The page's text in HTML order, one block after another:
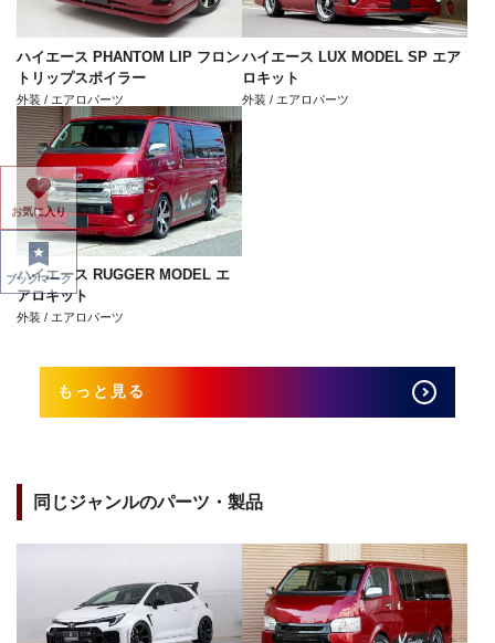
ハイエース PHANTOM LIP フロン
トリップスポイラー
外装 / エアロパーツ
ハイエース LUX MODEL SP エア
ロキット
外装 / エアロパーツ
ハイエース RUGGER MODEL エ
アロキット
外装 / エアロパーツ
もっと見る
同じジャンルのパーツ・製品
お気に入り
ブックマーク